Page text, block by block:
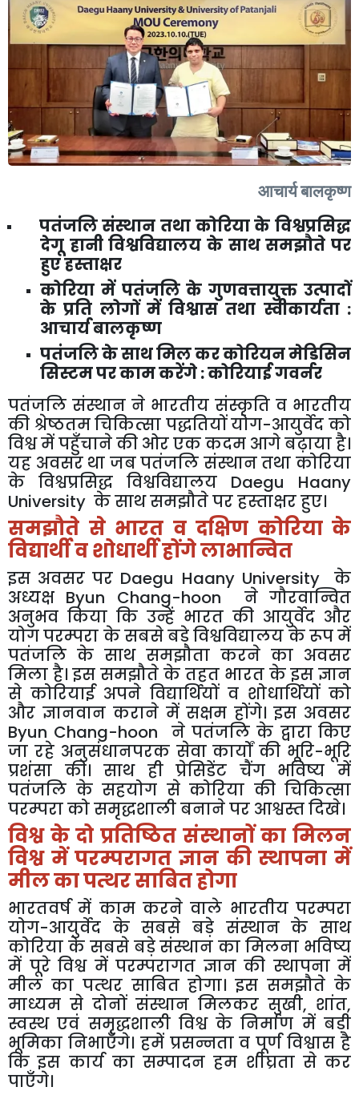
आचार्यबालकृष्ण
पतंजलि संस्थान तथा कोरिया के विश्वप्रसिद्ध
देगू हानी विश्वविद्यालय के साथ समझौते पर
हुएहस्ताक्षर
कोरिया में पतंजलि के गुणवत्तायुक्त उत्पादों
के प्रति लोगों में विश्वास तथा स्वीकार्यता:
आचार्यबालकृष्ण
पतंजलिकेसाथमिलकरकोरियनमेडिसिन
सिस्टमपरकामकरेंगे:कोरियाईगवर्नर
पतंजलि संस्थान ने भारतीय संस्कृति व भारतीय
की श्रेष्ठतम चिकित्सा पद्धतियों योग-आयुर्वेद को
विश्वमेंपहुँचानेकी ओरएककदम आगेबढ़ायाहै।
यह अवसर था जबपतंजलि संस्थानतथा कोरिया
के
विश्वप्रसिद्ध विश्वविद्यालय
Daegu Haany
University केसाथसमझौतेपरहस्ताक्षरहुए।
समझौते से भारत व दक्षिण कोरिया के
विद्यार्थीवशोधार्थीहोंगेलाभान्वित
इस अवसर पर Daegu Haany University
के
अध्यक्ष Byun Chang-hoon ने गौरवान्वित
अनुभव किया कि उन्हें भारत की आयुर्वेद और
योगपरम्परा केसबसेबड़ेविश्वविद्यालय केरूपमें
पतंजलि के साथ समझौता करने का अवसर
मिला है। इस समझौते के तहत भारत के इस ज्ञान
से कोरियाई अपने विद्यार्थियों व शोधार्थियों को
और ज्ञानवान कराने में सक्षम होंगे। इस अवसर
Byun Chang-hoon
ने पतंजलि के द्वारा किए
जा रहे अनुसंधानपरक सेवा कार्यों की भूरि-भूरि
प्रशंसा की। साथ ही प्रेसिडेंट चैंग भविष्य में
पतंजलि के सहयोग से कोरिया की चिकित्सा
परम्पराकोसमृद्धशालीबनानेपर आश्वस्तदिखे।
विश्व के दो प्रतिष्ठित संस्थानों का मिलन
विश्व में परम्परागत ज्ञान की स्थापना में
मीलकापत्थरसाबितहोगा
भारतवर्ष में काम करने वाले भारतीय परम्परा
योग-आयुर्वेद के सबसे बड़े संस्थान के साथ
कोरिया के सबसे बड़े संस्थान का मिलना भविष्य
में पूरे विश्व में परम्परागत ज्ञान की स्थापना में
मील का पत्थर साबित होगा। इस समझौते के
माध्यम से दोनों संस्थान मिलकर सुखी, शांत,
स्वस्थ एवं समृद्धशाली विश्व के निर्माण में बड़ी
भूमिका निभाएँगे। हमें प्रसन्नता व पूर्ण विश्वास है
कि इस कार्य का सम्पादन हम शीघ्रता से कर
पाएँगे।